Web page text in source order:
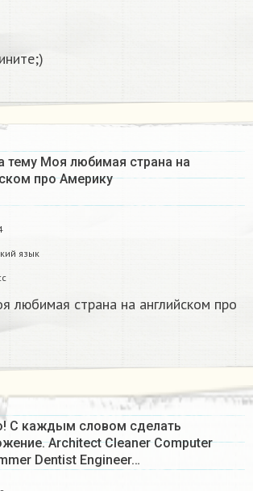
тему Моя любимая страна на
про Америку​
язык
любимая страна на английском про
С каждым словом сделать
Architect Cleaner Computer
Dentist Engineer…